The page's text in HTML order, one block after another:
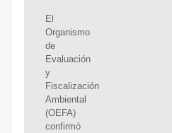
El
Organismo
de
Evaluación
y
Fiscalización
Ambiental
(OEFA)
confirmó